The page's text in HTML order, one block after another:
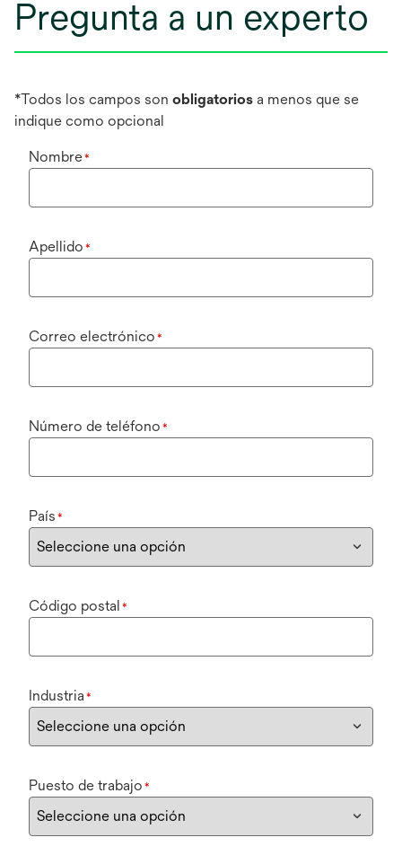
Pregunta a un experto
*Todos los campos son obligatorios a menos que se
indique como opcional
Nombre*
Apellido *
Correo electrónico *
Número de teléfono *
País *
Código postal *
Industria *
Puesto de trabajo *